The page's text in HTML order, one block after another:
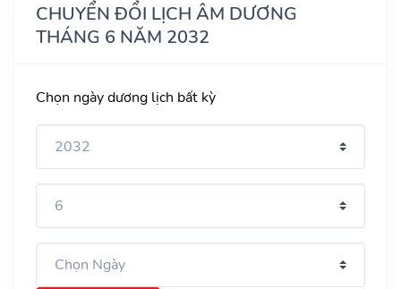
CHUYỂN ĐỔI LỊCH ÂM DƯƠNG
THÁNG 6 NĂM 2032
Chọn ngày dương lịch bất kỳ